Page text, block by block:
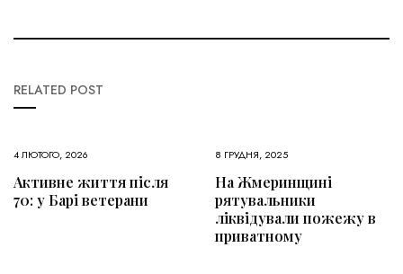
RELATED POST
4 ЛЮТОГО, 2026
Активне життя після
70: у Барі ветерани
8 ГРУДНЯ, 2025
На Жмеринщині
рятувальники
ліквідували пожежу в
приватному